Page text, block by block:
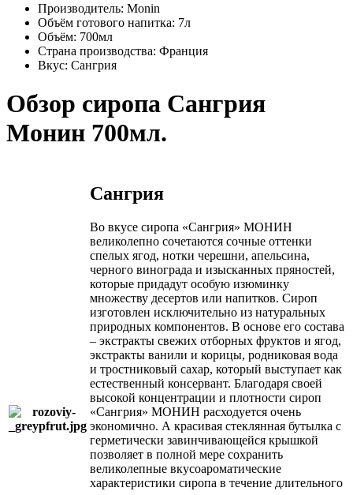
Производитель: Monin
Объём готового напитка: 7л
Объём: 700мл
Страна производства: Франция
Вкус: Сангрия
Обзор сиропа Сангрия
Монин 700мл.
Сангрия
Во вкусе сиропа «Сангрия» МОНИН
великолепно сочетаются сочные оттенки
спелых ягод, нотки черешни, апельсина,
черного винограда и изысканных пряностей,
которые придадут особую изюминку
множеству десертов или напитков. Сироп
изготовлен исключительно из натуральных
природных компонентов. В основе его состава
– экстракты свежих отборных фруктов и ягод,
экстракты ванили и корицы, родниковая вода
и тростниковый сахар, который выступает как
естественный консервант. Благодаря своей
высокой концентрации и плотности сироп
«Сангрия» МОНИН расходуется очень
экономично. А красивая стеклянная бутылка с
герметически завинчивающейся крышкой
позволяет в полной мере сохранить
великолепные вкусоароматические
характеристики сиропа в течение длительного